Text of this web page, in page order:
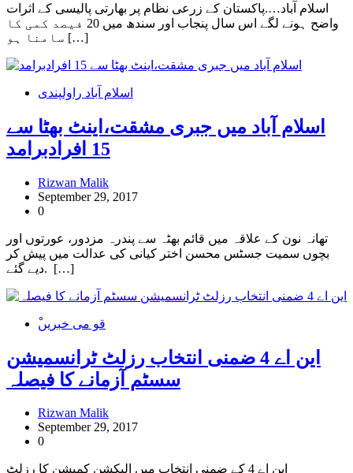
اسلام آباد….پاکستان کے زرعی نظام پر بھارتی پالیسی کے اثرات
واضح ہونے لگے اس سال پنجاب اور سندھ میں 20 فیصد کمی کا
سامنا ہو […]
اسلام آباد راولپندی
اسلام آباد میں جبری مشقت،اینٹ بھٹا سے
15 افرادبرامد
Rizwan Malik
September 29, 2017
0
تھانہ نون کے علاقہ میں قائم بھٹہ سے پندرہ مزدور، عورتوں اور
بچوں سمیت جسٹس محسن اختر کیانی کی عدالت میں پیش کر
دیے گئے. […]
ْقو می خبریں
این اے 4 ضمنی انتخاب رزلٹ ٹرانسمیشن
سسٹم آزمانے کا فیصلہ
Rizwan Malik
September 29, 2017
0
این اے 4 کے ضمنی انتخاب میں الیکشن کمیشن کا رزلٹ